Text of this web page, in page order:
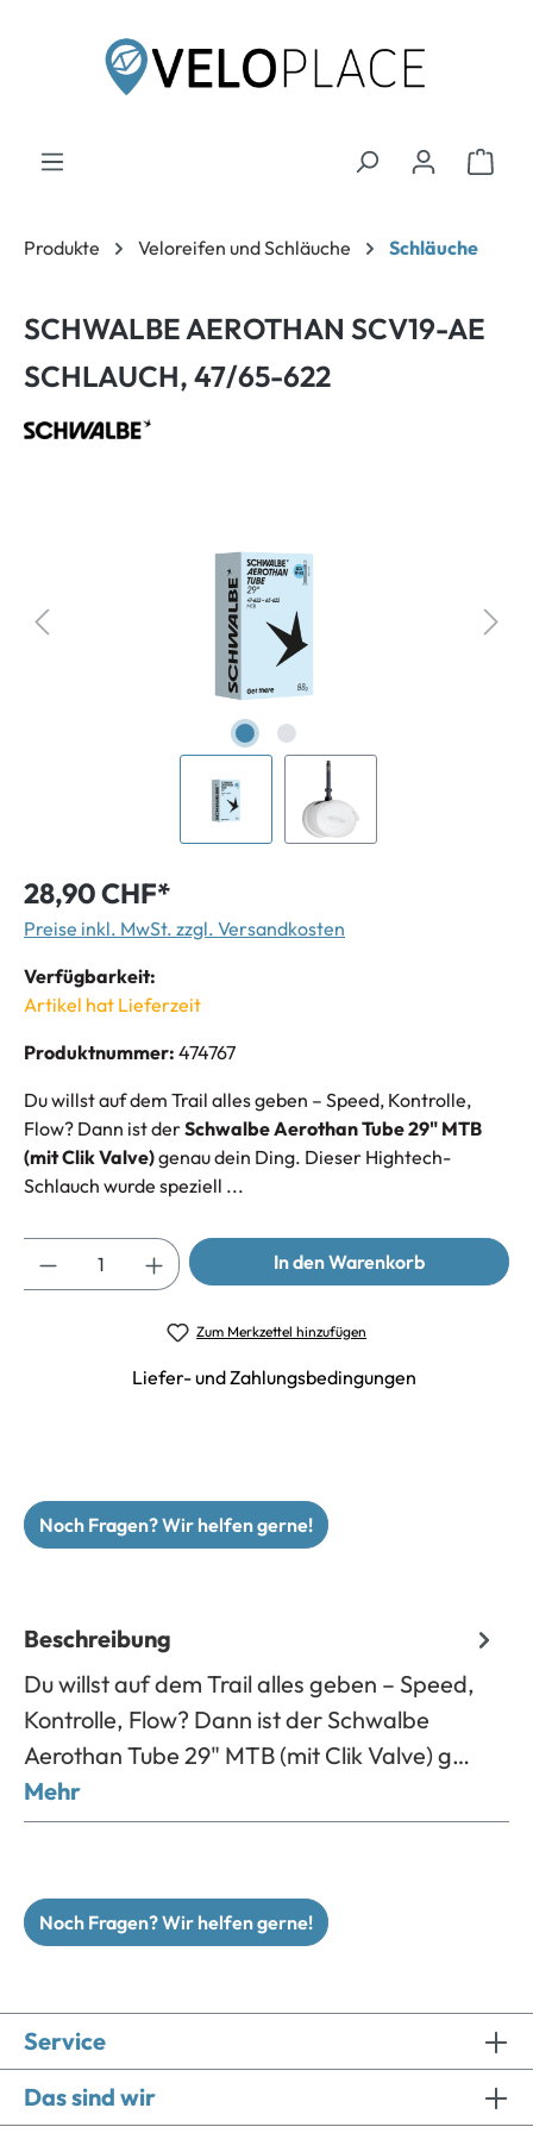
Produkte Veloreifen und Schläuche Schläuche
SCHWALBE AEROTHAN SCV19-AE
SCHLAUCH, 47/65-622
28,90 CHF*
Preise inkl. MwSt. zzgl. Versandkosten
Verfügbarkeit:
Artikel hat Lieferzeit
Produktnummer: 474767
Du willst auf dem Trail alles geben – Speed, Kontrolle,
Flow? Dann ist derSchwalbe Aerothan Tube 29" MTB
(mit Clik Valve)genau dein Ding. Dieser Hightech-
Schlauch wurde speziell ...
In den Warenkorb
Zum Merkzettel hinzufügen
Liefer- und Zahlungsbedingungen
Noch Fragen? Wir helfen gerne!
Beschreibung
Du willst auf dem Trail alles geben – Speed,
Kontrolle, Flow? Dann ist der Schwalbe
Aerothan Tube 29" MTB (mit Clik Valve) g…
Mehr
Noch Fragen? Wir helfen gerne!
Service
Das sind wir